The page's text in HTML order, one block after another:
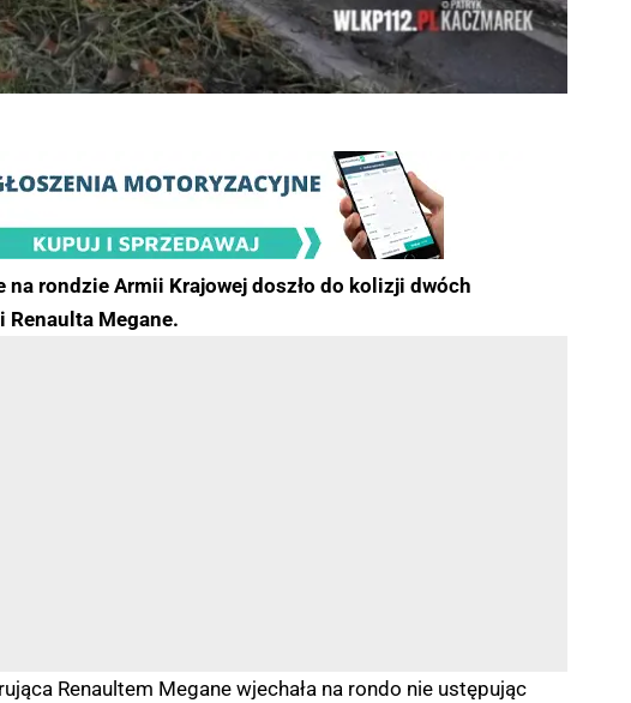
rondzie Armii Krajowej doszło do kolizji dwóch
Renaulta Megane.
Renaultem Megane wjechała na rondo nie ustępując